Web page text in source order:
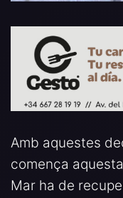
Amb aquestes
comença
Mar ha de